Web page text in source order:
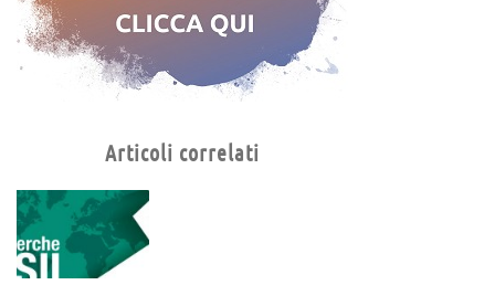
Articoli correlati